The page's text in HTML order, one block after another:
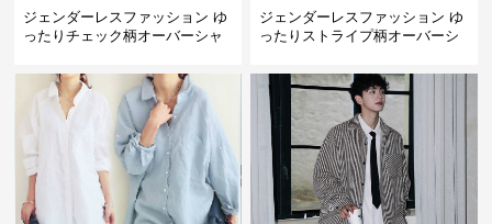
ジェンダーレスファッション ゆ
ったりチェック柄オーバーシャ
ジェンダーレスファッション ゆ
ったりストライプ柄オーバーシ